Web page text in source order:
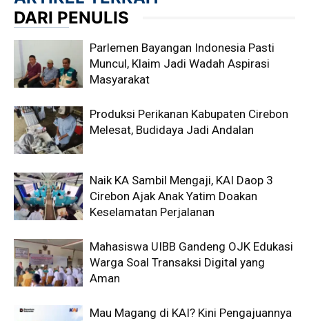
DARI PENULIS
Parlemen Bayangan Indonesia Pasti
Muncul, Klaim Jadi Wadah Aspirasi
Masyarakat
Produksi Perikanan Kabupaten Cirebon
Melesat, Budidaya Jadi Andalan
Naik KA Sambil Mengaji, KAI Daop 3
Cirebon Ajak Anak Yatim Doakan
Keselamatan Perjalanan
Mahasiswa UIBB Gandeng OJK Edukasi
Warga Soal Transaksi Digital yang
Aman
Mau Magang di KAI? Kini Pengajuannya